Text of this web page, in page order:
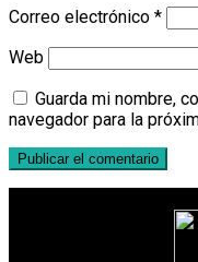
Correo electrónico *
Web
Guarda mi nombre,
navegador para la